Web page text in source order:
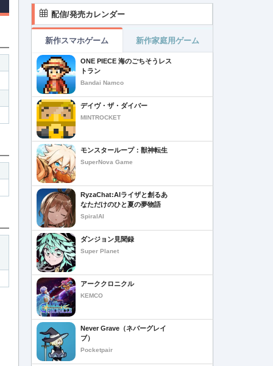
配信/発売カレンダー
新作スマホゲーム 新作家庭用ゲーム
ONE PIECE 海のごちそうレス
トラン
Bandai Namco
デイヴ・ザ・ダイバー
MINTROCKET
モンスターループ：獣神転生
SuperNova Game
RyzaChat:AIライザと創るあ
なただけのひと夏の夢物語
SpiralAI
ダンジョン見聞録
Super Planet
アーククロニクル
KEMCO
Never Grave（ネバーグレイ
ブ）
Pocketpair